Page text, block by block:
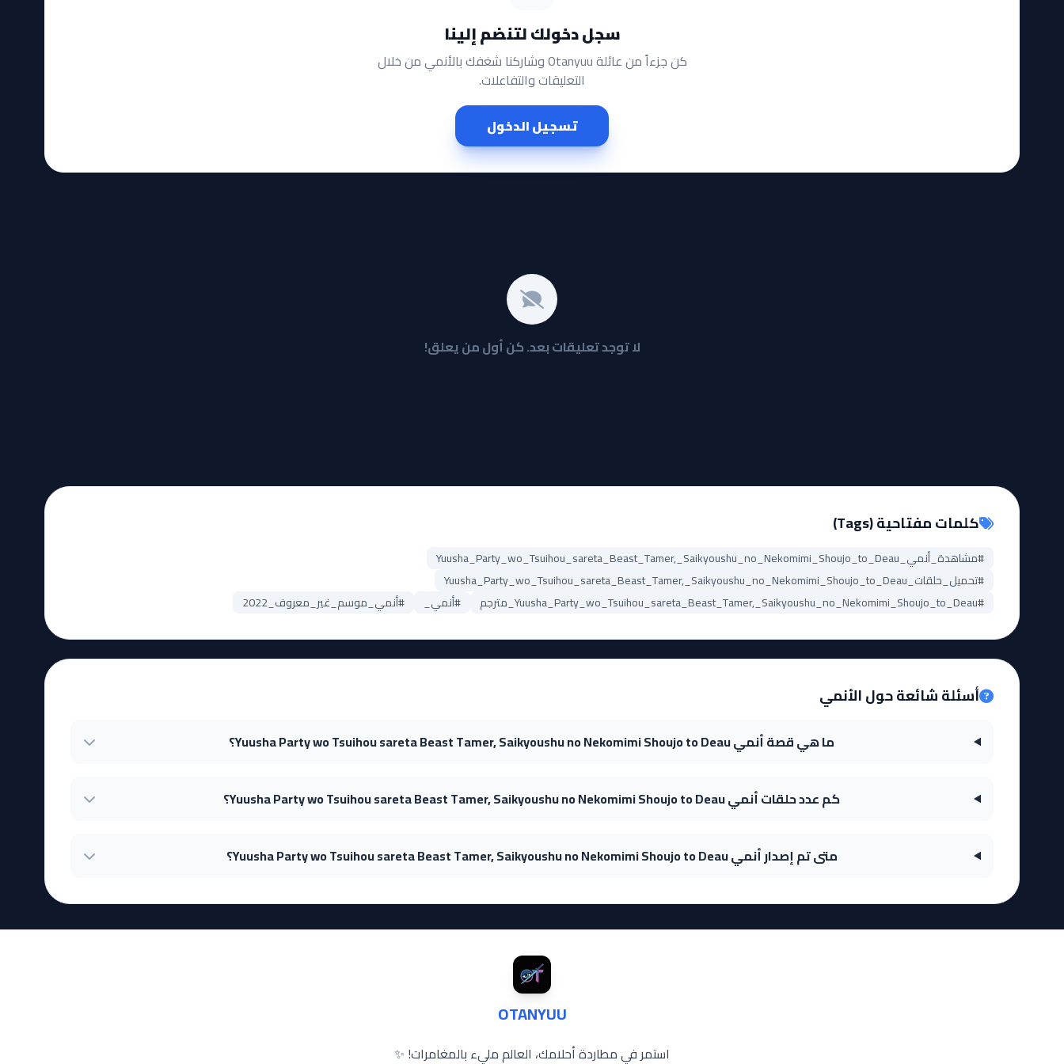
سجل دخولك لتنضم إلينا
كن جزءاً من عائلة Otanyuu وشاركنا شغفك بالأنمي من خلال
التعليقات والتفاعلات.
تسجيل الدخول
لا توجد تعليقات بعد. كن أول من يعلق!
كلمات مفتاحية (Tags)
#مشاهدة_أنمي_Yuusha_Party_wo_Tsuihou_sareta_Beast_Tamer,_Saikyoushu_no_Nekomimi_Shoujo_to_Deau
#تحميل_حلقات_Yuusha_Party_wo_Tsuihou_sareta_Beast_Tamer,_Saikyoushu_no_Nekomimi_Shoujo_to_Deau
#Yuusha_Party_wo_Tsuihou_sareta_Beast_Tamer,_Saikyoushu_no_Nekomimi_Shoujo_to_Deau_مترجم
#أنمي_ #أنمي_موسم_غير_معروف_2022
أسئلة شائعة حول الأنمي
ما هي قصة أنمي Yuusha Party wo Tsuihou sareta Beast Tamer, Saikyoushu no Nekomimi Shoujo to Deau؟
كم عدد حلقات أنمي Yuusha Party wo Tsuihou sareta Beast Tamer, Saikyoushu no Nekomimi Shoujo to Deau؟
متى تم إصدار أنمي Yuusha Party wo Tsuihou sareta Beast Tamer, Saikyoushu no Nekomimi Shoujo to Deau؟
OTANYUU
استمر في مطاردة أحلامك، العالم مليء بالمغامرات! ✨